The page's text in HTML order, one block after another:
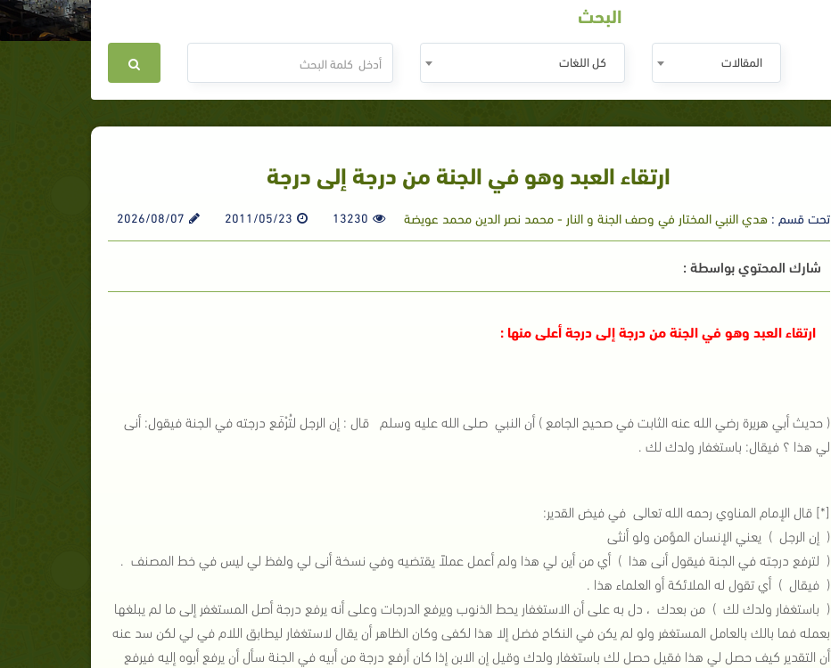
البحث
المقالات كل اللغات
ارتقاء العبد وهو في الجنة من درجة إلى درجة
تحت قسم :هدي النبي المختار في وصف الجنة و النار - محمد نصر الدين محمد عويضة 13230
2011/05/23
2026/08/07
شارك المحتوي بواسطة :
ارتقاء العبد وهو في الجنة من درجة إلى درجة أعلى منها :
( حديث أبي هريرة رضي الله عنه الثابت في صحيح الجامع ) أن النبي صلى الله عليه وسلم قال : إن الرجل لتُرْفَع درجته في الجنة فيقول: أنى
لي هذا ؟ فيقال: باستغفار ولدك لك .
‏[*] قال الإمام المناوي رحمه الله تعالى في فيض القدير:
( إن الرجل ) يعني الإنسان المؤمن ولو أنثى
( لترفع درجته في الجنة فيقول أنى هذا ) أي من أين لي هذا ولم أعمل عملاً يقتضيه وفي نسخة أنى لي ولفظ لي ليس في خط المصنف .
( فيقال ) أي تقول له الملائكة أو العلماء هذا .
( باستغفار ولدك لك ) من بعدك ، دل به على أن الاستغفار يحط الذنوب ويرفع الدرجات وعلى أنه يرفع درجة أصل المستغفر إلى ما لم يبلغها
بعمله فما بالك بالعامل المستغفر ولو لم يكن في النكاح فضل إلا هذا لكفى وكان الظاهر أن يقال لاستغفار ليطابق اللام في لي لكن سد عنه
أن التقدير كيف حصل لي هذا فقيل حصل لك باستغفار ولدك وقيل إن الابن إذا كان أرفع درجة من أبيه في الجنة سأل أن يرفع أبوه إليه فيرفع